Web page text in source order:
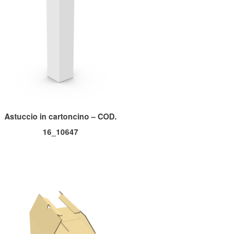
Astuccio in cartoncino – COD.
16_10647